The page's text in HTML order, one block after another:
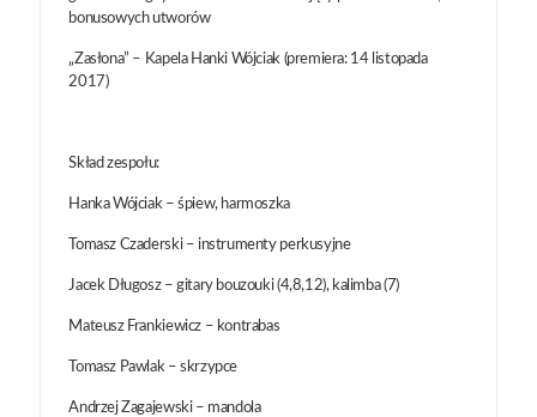
bonusowych utworów
„Zasłona” – Kapela Hanki Wójciak (premiera: 14 listopada
2017)
Skład zespołu:
Hanka Wójciak – śpiew, harmoszka
Tomasz Czaderski – instrumenty perkusyjne
Jacek Długosz – gitary bouzouki (4,8,12), kalimba (7)
Mateusz Frankiewicz – kontrabas
Tomasz Pawlak – skrzypce
Andrzej Zagajewski – mandola